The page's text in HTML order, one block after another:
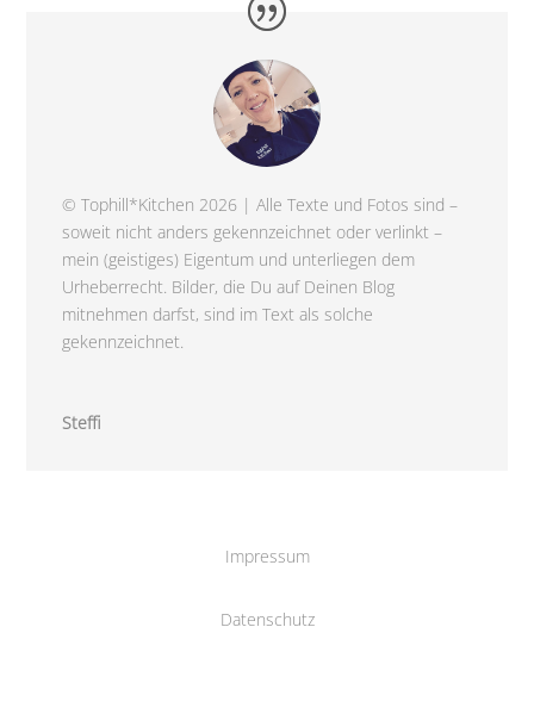
© Tophill*Kitchen 2026 | Alle Texte und Fotos sind –
soweit nicht anders gekennzeichnet oder verlinkt –
mein (geistiges) Eigentum und unterliegen dem
Urheberrecht. Bilder, die Du auf Deinen Blog
mitnehmen darfst, sind im Text als solche
gekennzeichnet.
Steffi
Impressum
Datenschutz